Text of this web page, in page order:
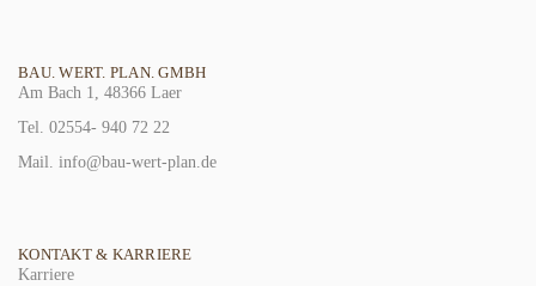
BAU. WERT. PLAN. GMBH
Am Bach 1, 48366 Laer
Tel. 02554- 940 72 22
Mail. info@bau-wert-plan.de
KONTAKT & KARRIERE
Karriere